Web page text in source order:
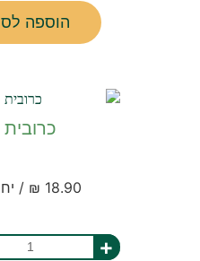
הוספה
כרובית
18.90 ₪ / יחידה
+